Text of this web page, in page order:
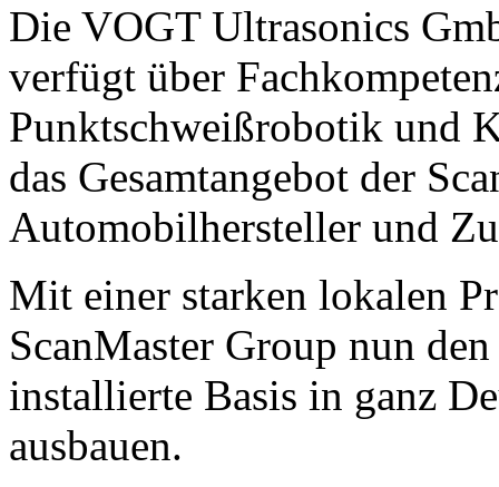
Die VOGT Ultrasonics
verfügt über
Punktschweißrobotik und
das Gesamtangebot der
Automobilhersteller und
Mit einer starken lokalen
ScanMaster Group nun
installierte Basis in ganz
ausbauen.